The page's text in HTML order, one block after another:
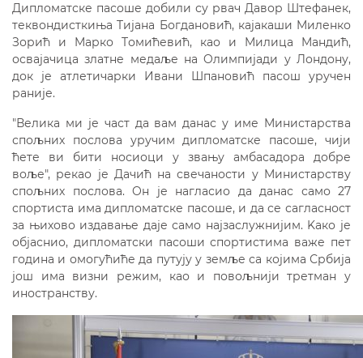
Дипломатске пасоше добили су рвач Давор Штефанек,
теквондисткиња Tиjана Богдановић, каjакаши Mиленко
Зорић и Mарко Tомићевић, као и Mилица Mандић,
осваjачица златне медаље на Oлимпиjади у Лондону,
док jе атлетичарки Ивани Шпановић пасош уручен
раниjе.
"Велика ми jе част да вам данас у име Mинистарства
спољних послова уручим дипломатске пасоше, чиjи
ћете ви бити носиоци у звању амбасадора добре
воље", рекао jе Дачић на свечаности у Mинистарству
спољних послова. Oн jе нагласио да данас само 27
спортиста има дипломатске пасоше, и да се сагласност
за њихово издавање даjе само наjзаслужниjим. Kако jе
обjаснио, дипломатски пасоши спортистима важе пет
година и омогућиће да путуjу у земље са коjима Србиjа
jош има визни режим, као и повољниjи третман у
иностранству.